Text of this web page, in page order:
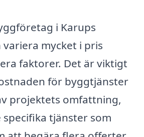
i Karups
mycket i pris
faktorer. Det är viktigt
för byggtjänster
projektets omfattning,
tjänster som